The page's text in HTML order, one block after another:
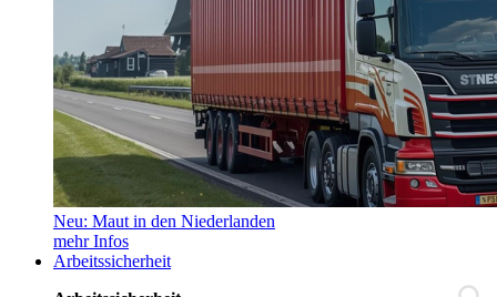
Neu: Maut in den Niederlanden
mehr Infos
Arbeitssicherheit